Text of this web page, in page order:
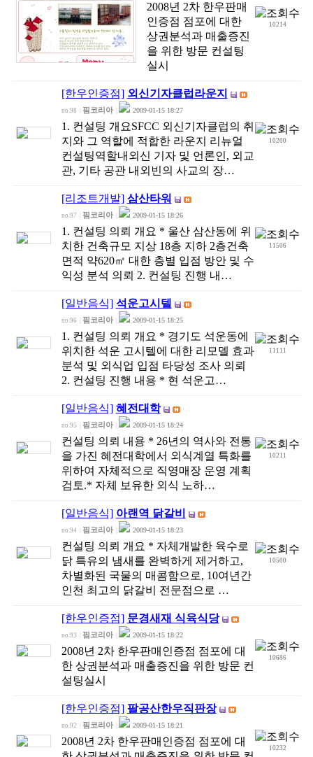
2008년 2차 한우판매
인증점 점포에 대한
상권분석과 매출증진
을 위한 방문 컨설팅
실시
10214
[한우인증점] 외신기자클럽라운지
no.98 핌코리아 2009-01-15 18:27
1. 컨설팅 개요SFCC 외신기자클럽의 취
지와 그 역할에 적합한 라운지 리뉴얼
컨설팅역할내외신 기자 및 언론인, 외교
관, 기타 공관 내외빈의 사교의 장…
10200
[리조트개발] 삼산타워
no.97 핌코리아 2009-01-15 18:26
1. 컨설팅 의뢰 개요 * 울산 삼산동에 위
치한 건축규모 지상 18층 지하 2층건축
면적 약620㎡ 대한 층별 입점 방안 및 수
익성 분석 의뢰 2. 컨설팅 진행 내…
11506
[일반음식] 석운고시텔
no.96 핌코리아 2009-01-15 18:25
1. 컨설팅 의뢰 개요 * 경기도 석운동에
위치한 석운 고시텔에 대한 리모델 효과
분석 및 외식업 입점 타당성 조사 의뢰
2. 컨설팅 진행 내용 * 현 석운고…
11111
[일반음식] 혜전대학
no.95 핌코리아 2009-01-15 18:24
컨설팅 의뢰 내용 * 26년의 역사와 전통
을 가진 혜전대학에서 외식계열 특화를
위하여 자체적으로 직영매장 운영 계획
검토.* 자체 보유한 외식 노하…
10211
[일반음식] 아랜역 닭갈비
no.94 핌코리아 2009-01-15 18:23
컨설팅 의뢰 개요 * 자체개발한 육수로
닭 특유의 냄새를 완벽하게 제거하고,
차별화된 국물의 매콤함으로, 10여년간
인천 최고의 닭갈비 전문점으로 …
10500
[한우인증점] 문경새재 식육식당
no.93 핌코리아 2009-01-15 18:22
2008년 2차 한우판매인증점 점포에 대
한 상권분석과 매출증진을 위한 방문 컨
설팅실시
10686
[한우인증점] 팔공산한우직판장
no.92 핌코리아 2009-01-15 18:21
2008년 2차 한우판매인증점 점포에 대
10232